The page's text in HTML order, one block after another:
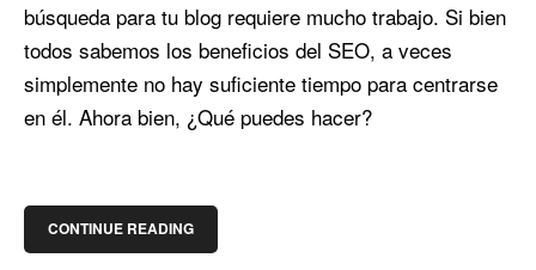
búsqueda para tu blog requiere mucho trabajo. Si bien
todos sabemos los beneficios del SEO, a veces
simplemente no hay suficiente tiempo para centrarse
en él. Ahora bien, ¿Qué puedes hacer?
CONTINUE READING